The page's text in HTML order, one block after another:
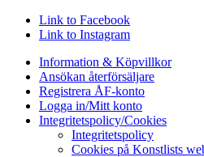
Link to Facebook
Link to Instagram
Information & Köpvillkor
Ansökan återförsäljare
Registrera ÅF-konto
Logga in/Mitt konto
Integritetspolicy/Cookies
Integritetspolicy
Cookies på Konstlists